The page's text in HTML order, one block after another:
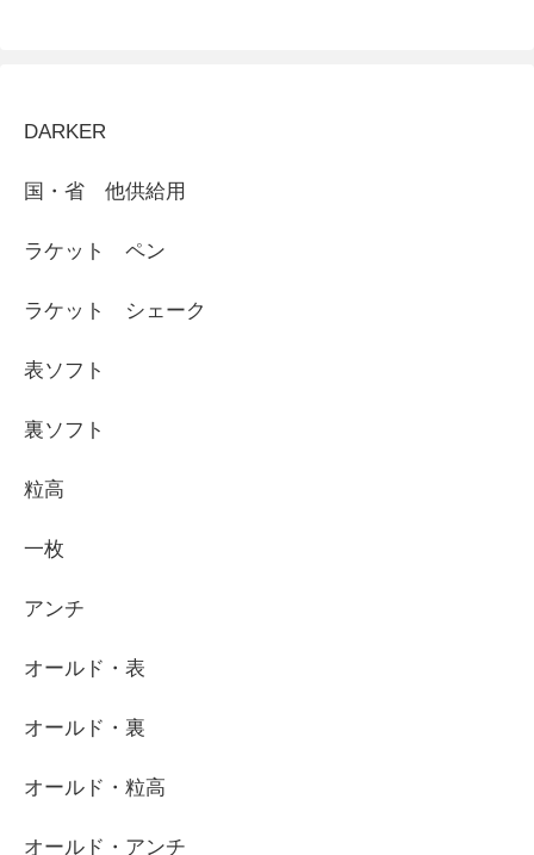
DARKER
国・省 他供給用
ラケット ペン
ラケット シェーク
表ソフト
裏ソフト
粒高
一枚
アンチ
オールド・表
オールド・裏
オールド・粒高
オールド・アンチ